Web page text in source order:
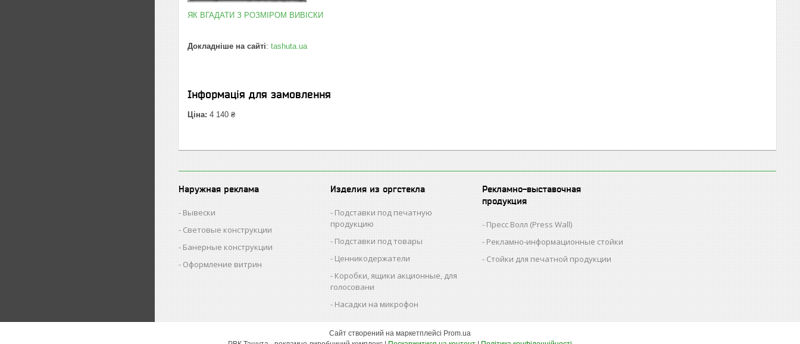
ЯК ВГАДАТИ З РОЗМІРОМ ВИВІСКИ
Докладніше на сайті: tashuta.ua
Інформація для замовлення
Ціна: 4 140 ₴
Наружная реклама
Вывески
Световые конструкции
Банерные конструкции
Оформление витрин
Изделия из оргстекла
Подставки под печатную
продукцию
Подставки под товары
Ценникодержатели
Коробки, ящики акционные, для
голосовани
Насадки на микрофон
Рекламно-выставочная
продукция
Пресс Волл (Press Wall)
Рекламно-информационные стойки
Стойки для печатной продукции
Сайт створений на маркетплейсі Prom.ua